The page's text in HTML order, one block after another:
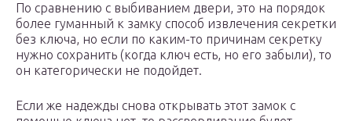
По сравнению с выбиванием двери, это на порядок
более гуманный к замку способ извлечения секретки
без ключа, но если по каким-то причинам секретку
нужно сохранить (когда ключ есть, но его забыли), то
он категорически не подойдет.
Если же надежды снова открывать этот замок с